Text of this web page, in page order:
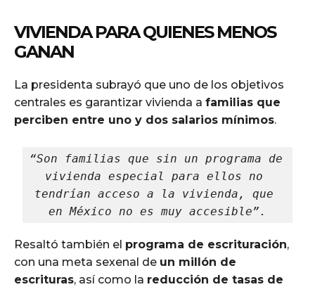
VIVIENDA PARA QUIENES MENOS
GANAN
La presidenta subrayó que uno de los objetivos
centrales es garantizar vivienda a familias que
perciben entre uno y dos salarios mínimos.
“Son familias que sin un programa de
vivienda especial para ellos no
tendrían acceso a la vivienda, que
en México no es muy accesible”.
Resaltó también el programa de escrituración,
con una meta sexenal de un millón de
escrituras, así como la reducción de tasas de